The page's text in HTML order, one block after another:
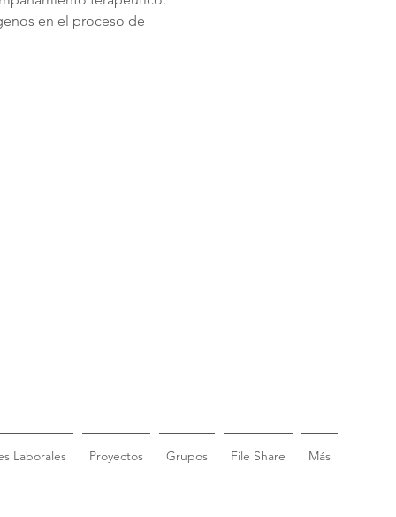
en el proceso de
Laborales Proyectos Grupos File Share Más